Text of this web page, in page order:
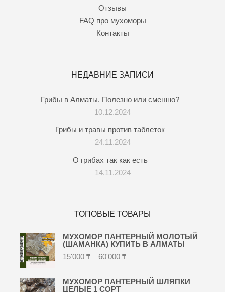
Отзывы
FAQ про мухоморы
Контакты
НЕДАВНИЕ ЗАПИСИ
Грибы в Алматы. Полезно или смешно?
10.12.2024
Грибы и травы против таблеток
24.11.2024
О грибах так как есть
14.11.2024
ТОПОВЫЕ ТОВАРЫ
МУХОМОР ПАНТЕРНЫЙ МОЛОТЫЙ
(ШАМАНКА) КУПИТЬ В АЛМАТЫ
15'000 ₸ –60'000 ₸
МУХОМОР ПАНТЕРНЫЙ ШЛЯПКИ
ЦЕЛЫЕ 1 СОРТ